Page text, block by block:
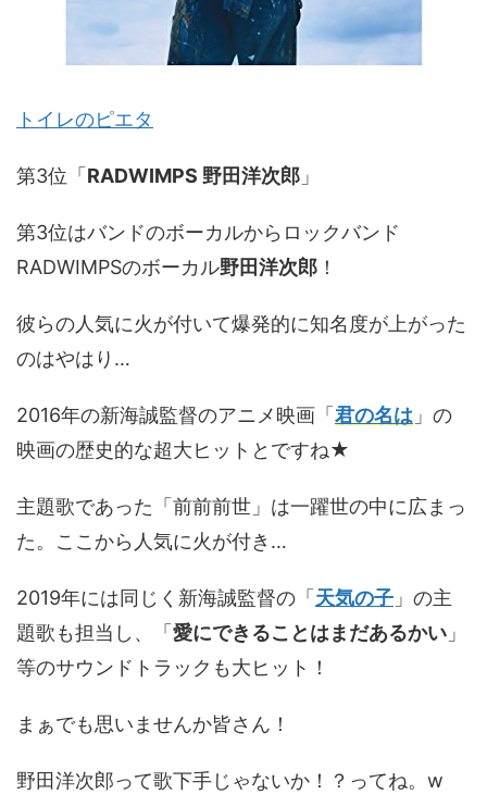
トイレのピエタ
第3位「 RADWIMPS 野田洋次郎 」
第3位はバンドのボーカルからロックバンド
RADWIMPSのボーカル野田洋次郎 ！
彼らの人気に火が付いて爆発的に知名度が上がった
のはやはり…
2016年の新海誠監督のアニメ映画「 君の名は 」の
映画の歴史的な超大ヒットとですね★
主題歌であった「前前前世」は一躍世の中に広まっ
た。ここから人気に火が付き…
2019年には同じく新海誠監督の「 天気の子 」の主
題歌も担当し、「 愛にできることはまだあるかい 」
等のサウンドトラックも大ヒット！
まぁでも思いませんか皆さん！
野田洋次郎って歌下手じゃないか！？ってね。w